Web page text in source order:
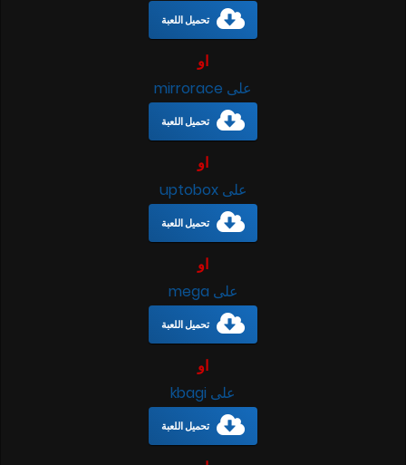
تحميل اللعبة
او
على mirrorace
تحميل اللعبة
او
على uptobox
تحميل اللعبة
او
على mega
تحميل اللعبة
او
على kbagi
تحميل اللعبة